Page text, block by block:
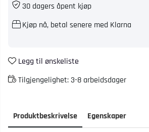
30 dagers åpent kjøp
Kjøp nå, betal senere med Klarna
Legg til ønskeliste
Tilgjengelighet:3-8 arbeidsdager
Produktbeskrivelse Egenskaper